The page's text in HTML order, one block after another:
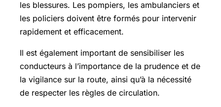
les blessures. Les pompiers, les ambulanciers et
les policiers doivent être formés pour intervenir
rapidement et efficacement.
Il est également important de sensibiliser les
conducteurs à l’importance de la prudence et de
la vigilance sur la route, ainsi qu’à la nécessité
de respecter les règles de circulation.